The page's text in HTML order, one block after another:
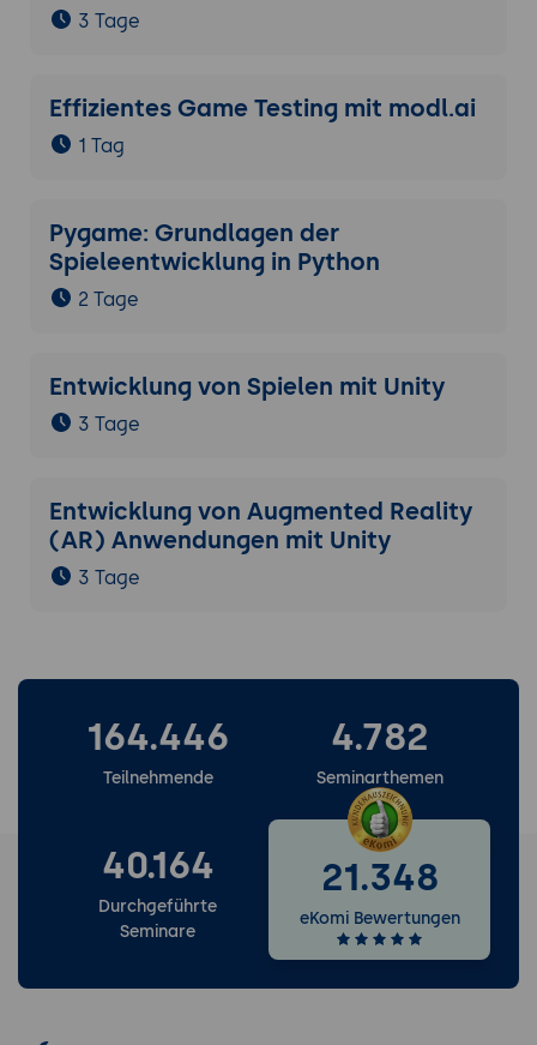
3 Tage
Effizientes Game Testing mit modl.ai
1 Tag
Pygame: Grundlagen der
Spieleentwicklung in Python
2 Tage
Entwicklung von Spielen mit Unity
3 Tage
Entwicklung von Augmented Reality
(AR) Anwendungen mit Unity
3 Tage
164.446
Teilnehmende
4.782
Seminarthemen
40.164
Durchgeführte
Seminare
21.348
eKomi Bewertungen